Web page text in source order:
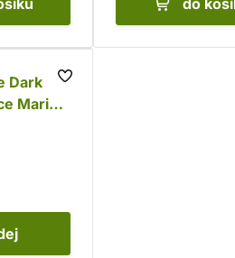
do
Dark
Marine